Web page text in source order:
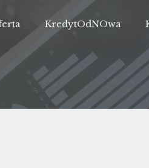
KredytOdNOwa